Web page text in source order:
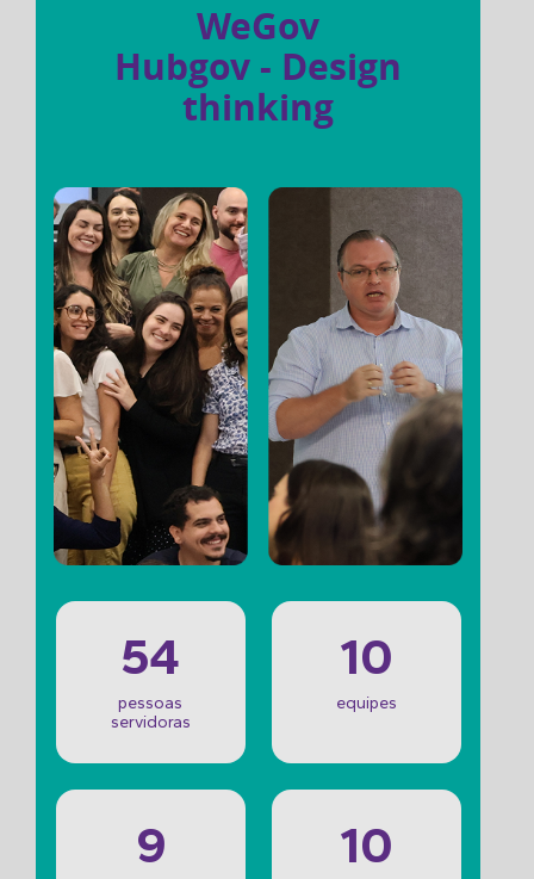
WeGov
Hubgov - Design
thinking
54
pessoas
servidoras
10
equipes
9 10